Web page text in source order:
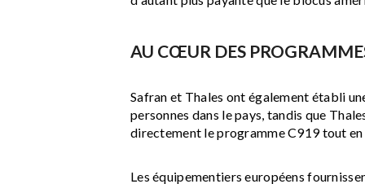
AU CŒUR DES
Safran et Thales ont également établi
personnes dans le pays, tandis que
directement le programme C919 tout
Les équipementiers européens